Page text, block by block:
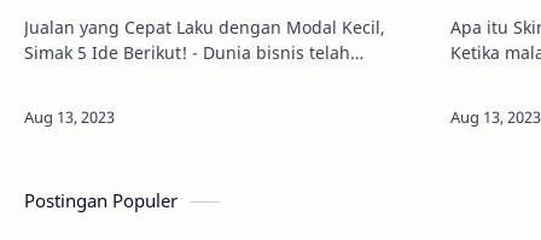
Jualan yang Cepat Laku dengan Modal Kecil,
Simak 5 Ide Berikut! - Dunia bisnis telah
digita…
Apa itu
Ketika
Postingan Populer